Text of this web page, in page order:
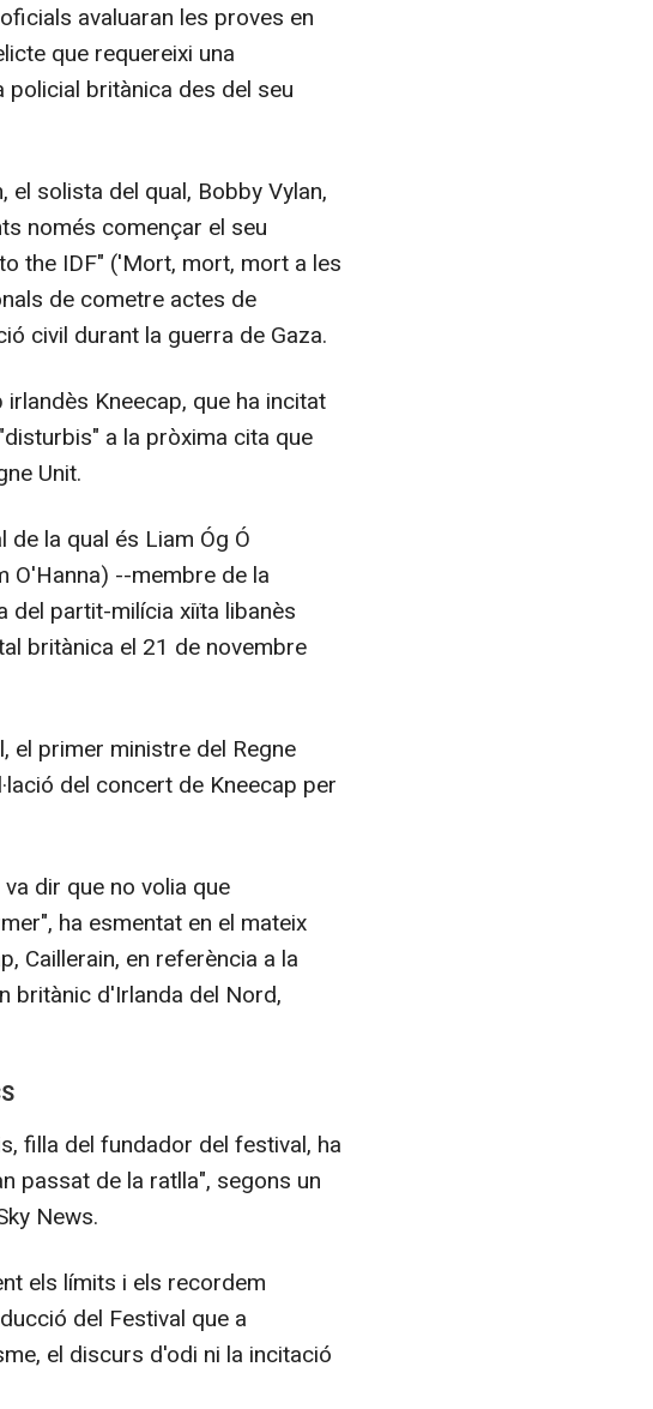
avaluaran les proves en
que requereixi una
britànica des del seu
solista del qual, Bobby Vylan,
només començar el seu
the IDF" ('Mort, mort, mort a les
de cometre actes de
civil durant la guerra de Gaza.
Kneecap, que ha incitat
a la pròxima cita que
Unit.
la qual és Liam Óg Ó
O'Hanna) --membre de la
del partit-milícia xiïta libanès
britànica el 21 de novembre
el primer ministre del Regne
del concert de Kneecap per
dir que no volia que
ha esmentat en el mateix
Caillerain, en referència a la
britànic d'Irlanda del Nord,
filla del fundador del festival, ha
passat de la ratlla", segons un
News.
els límits i els recordem
del Festival que a
el discurs d'odi ni la incitació